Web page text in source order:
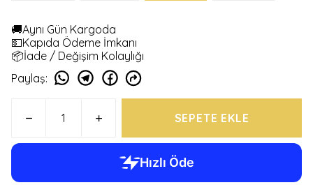
🚚Aynı Gün Kargoda
💵Kapıda Ödeme İmkanı
📦İade / Değişim Kolaylığı
Paylaş:
SEPETE EKLE